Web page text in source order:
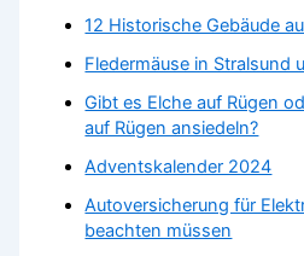
12 Historische Gebäude
Fledermäuse in Stralsund
Gibt es Elche auf Rügen
auf Rügen ansiedeln?
Adventskalender 2024
Autoversicherung für
beachten müssen